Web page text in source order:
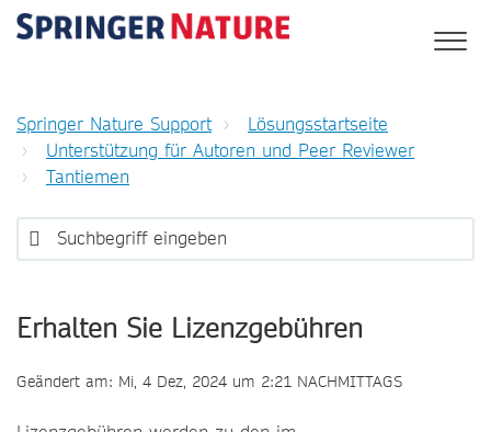
Springer Nature Support
Lösungsstartseite
Unterstützung für Autoren und Peer Reviewer
Tantiemen
Erhalten Sie Lizenzgebühren
Geändert am: Mi, 4 Dez, 2024 um 2:21 NACHMITTAGS